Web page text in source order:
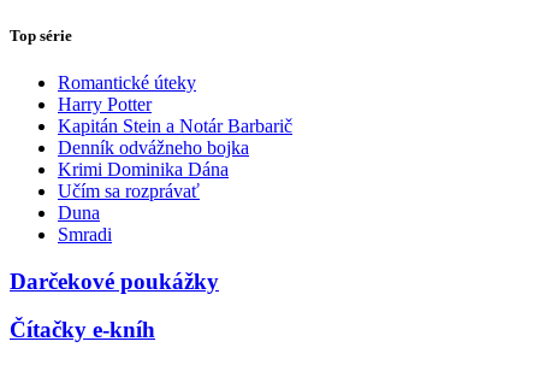
Top série
Romantické úteky
Harry Potter
Kapitán Stein a Notár Barbarič
Denník odvážneho bojka
Krimi Dominika Dána
Učím sa rozprávať
Duna
Smradi
Darčekové poukážky
Čítačky e-kníh